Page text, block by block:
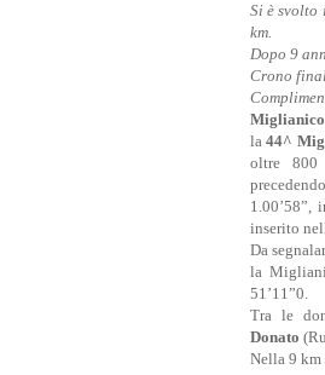
Si è
km.
Dopo 9
Crono
la44^
oltre 800
inserito
Da
la
51’11”0.
Tra le
Donato
Nella 9 km